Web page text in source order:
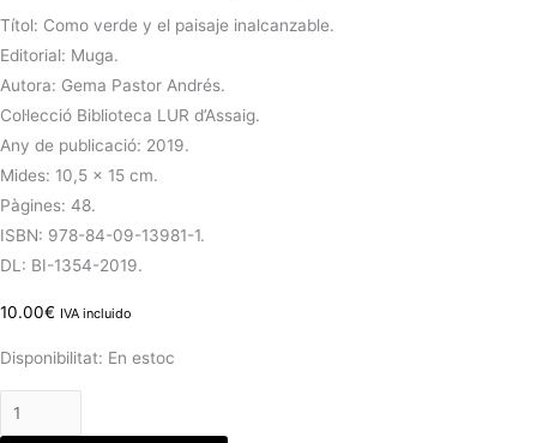
Títol: Como verde y el paisaje inalcanzable.
Editorial: Muga.
Autora: Gema Pastor Andrés.
Col·lecció Biblioteca LUR d’Assaig.
Any de publicació: 2019.
Mides: 10,5 x 15 cm.
Pàgines: 48.
ISBN: 978-84-09-13981-1.
DL: BI-1354-2019.
10.00€ IVA incluido
Disponibilitat: En estoc